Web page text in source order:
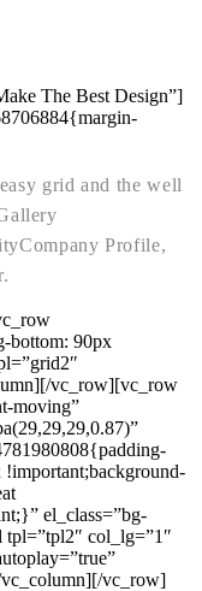
The Best Design”]
grid and the well
Profile,
bottom: 90px
vc_row][vc_row
moving”
el_class=”bg-
col_lg=”1″
vc_column][/vc_row]